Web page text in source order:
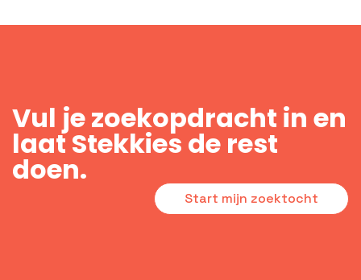
Vul je zoekopdracht in en
laat Stekkies de rest
doen.
Start mijn zoektocht